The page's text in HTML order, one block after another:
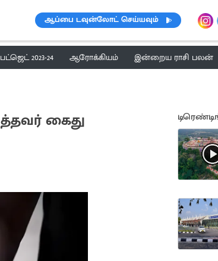
ஆப்பை டவுன்லோட் செய்யவும்
பட்ஜெட் 2023-24 ஆரோக்கியம் இன்றைய ராசி பலன்
கைது